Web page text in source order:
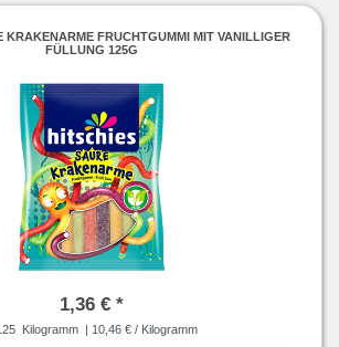
KRAKENARME FRUCHTGUMMI MIT VANILLIGER
FÜLLUNG 125G
1,36 € *
Kilogramm | 10,46 € / Kilogramm